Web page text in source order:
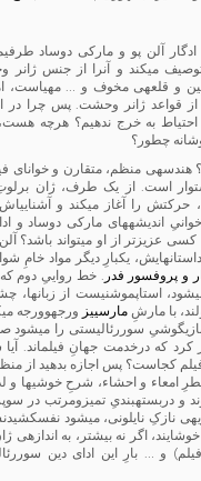
ادگار آلن پو و مارکی دوساد
می­کند و آن­را از جنس ژانر
و قلعه­ی مخوف و … مهیاست،
از قواعد ژانر وحشت. پس چرا
احتیاط به خرج ندهیم؟ هرچه
چطور؟
هندسه­ی منظم، متقارن و خوانای
است. از یک طرف، ژان
حرکتش را آغاز می­کند و
اندیشه­های مارکی دوساد و
عزیزتر از او می­تواند باشد؟
یک­بارِ دیگر مواد خامِ
و پروفسور فدر . خط رواییِ دوم
استاپ­موشنی­ست از زبان­ها،
با مارشِمارسی­یز ورجه­وورجه
سوررئالیستی را می­شود
کرد که درخدمت جهانِ فیلم­اند.
کجاست؟ پس اجازه بدهید از
امعاء و احشاء، شرحِ خوشی­ها و
دربسته­بندیِ تمیزومرتب در
نازکِ نایلونی، می­شود
اگر نه بیشتر، به اندازه­ی
و … بارِ این ادای دین